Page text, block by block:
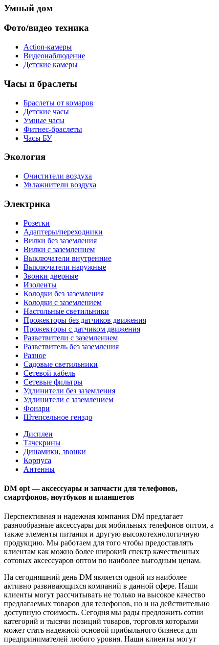
Умный дом
Фото/видео техника
Action-камеры
Видеонаблюдение
Детские камеры
Часы и браслеты
Браслеты от комаров
Детские часы
Умные часы
Фитнес-браслеты
Часы БУ
Экология
Очистители воздуха
Увлажнители воздуха
Электрика
Розетки
Адаптеры/переходники
Вилки без заземления
Вилки с заземлением
Выключатели внутренние
Выключатели наружные
Звонки дверные
Изоленты
Колодки без заземления
Колодки с заземлением
Настольные светильники
Прожекторы без датчиков движения
Прожекторы с датчиком движения
Разветвители с заземлением
Разветвитель без заземления
Разное
Садовые светильники
Сетевой кабель
Сетевые фильтры
Удлинители без заземления
Удлинители с заземлением
Фонари
Штепсельное генздо
Дисплеи
Тачскрины
Динамики, звонки
Корпуса
Антенны
DM opt — аксессуары и запчасти для телефонов,
смартфонов, ноутбуков и планшетов
Перспективная и надежная компания DM предлагает
разнообразные аксессуары для мобильных телефонов оптом, а
также элементы питания и другую высокотехнологичную
продукцию. Мы работаем для того чтобы предоставлять
клиентам как можно более широкий спектр качественных
сотовых аксессуаров оптом по наиболее выгодным ценам.
На сегодняшний день DM является одной из наиболее
активно развивающихся компаний в данной сфере. Наши
клиенты могут рассчитывать не только на высокое качество
предлагаемых товаров для телефонов, но и на действительно
доступную стоимость. Сегодня мы рады предложить сотни
категорий и тысячи позиций товаров, торговля которыми
может стать надежной основой прибыльного бизнеса для
предпринимателей любого уровня. Наши клиенты могут